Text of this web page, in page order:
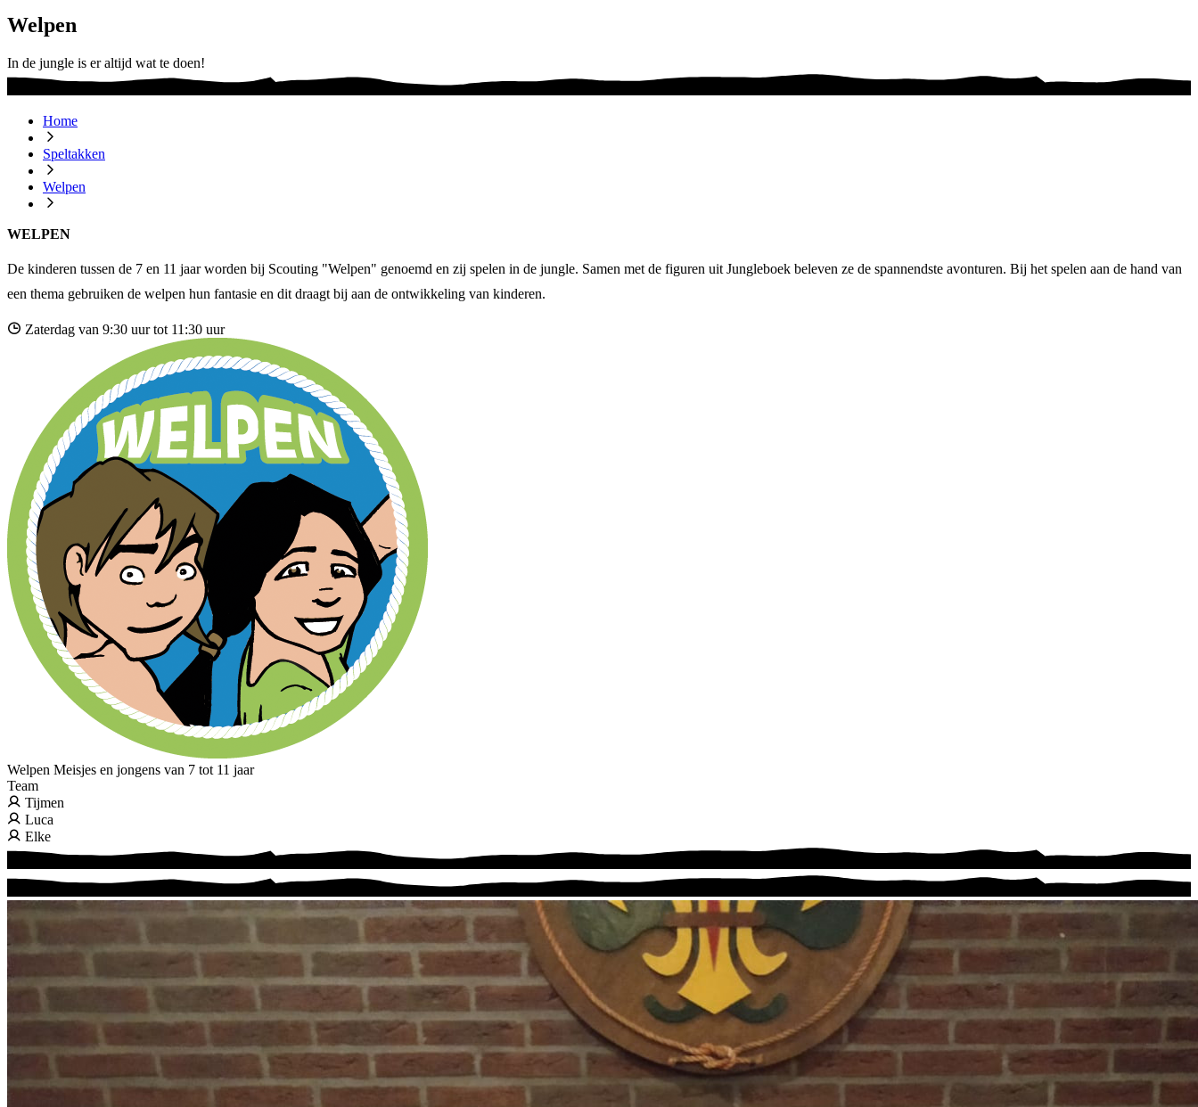
Welpen
In de jungle is er altijd wat te doen!
Home
Speltakken
Welpen
WELPEN
De kinderen tussen de 7 en 11 jaar worden bij Scouting "Welpen" genoemd en zij spelen in de jungle. Samen met de figuren uit Jungleboek beleven ze de spannendste avonturen. Bij het spelen aan de hand van
een thema gebruiken de welpen hun fantasie en dit draagt bij aan de ontwikkeling van kinderen.
Zaterdag van 9:30 uur tot 11:30 uur
Welpen Meisjes en jongens van 7 tot 11 jaar
Team
Tijmen
Luca
Elke